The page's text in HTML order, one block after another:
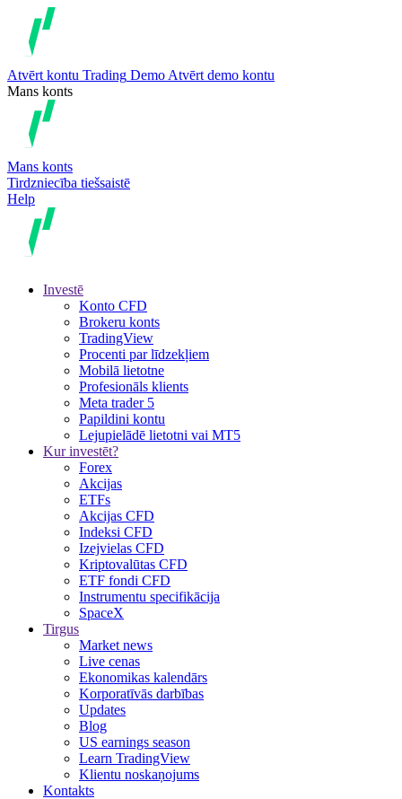
Atvērt kontu Trading Demo Atvērt demo kontu
Mans konts
Mans konts
Tirdzniecība tiešsaistē
Help
Investē
Konto CFD
Brokeru konts
TradingView
Procenti par līdzekļiem
Mobilā lietotne
Profesionāls klients
Meta trader 5
Papildini kontu
Lejupielādē lietotni vai MT5
Kur investēt?
Forex
Akcijas
ETFs
Akcijas CFD
Indeksi CFD
Izejvielas CFD
Kriptovalūtas CFD
ETF fondi CFD
Instrumentu specifikācija
SpaceX
Tirgus
Market news
Live cenas
Ekonomikas kalendārs
Korporatīvās darbības
Updates
Blog
US earnings season
Learn TradingView
Klientu noskaņojums
Kontakts